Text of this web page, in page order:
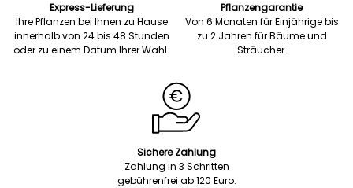
Express-Lieferung
Ihre Pflanzen bei Ihnen zu Hause
innerhalb von 24 bis 48 Stunden
oder zu einem Datum Ihrer Wahl.
Pflanzengarantie
Von 6 Monaten für Einjährige bis
zu 2 Jahren für Bäume und
Sträucher.
Sichere Zahlung
Zahlung in 3 Schritten
gebührenfrei ab 120 Euro.